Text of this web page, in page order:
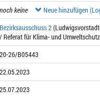
noch keine
Neue hinzufügen
Bezirksausschuss 2
/ Referat für Klima- und Umweltschutz
20-26/B05443
22.05.2023
25.07.2023